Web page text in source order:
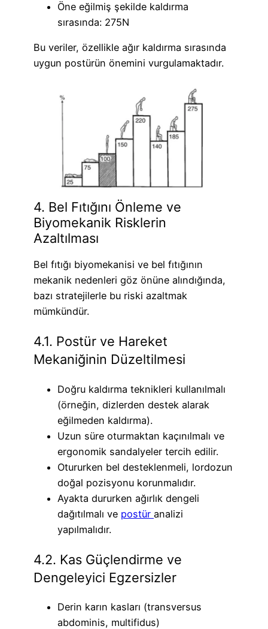
Öne eğilmiş şekilde kaldırma
sırasında: 275N
Bu veriler, özellikle ağır kaldırma sırasında
uygun postürün önemini vurgulamaktadır.
4. Bel Fıtığını Önleme ve
Biyomekanik Risklerin
Azaltılması
Bel fıtığı biyomekanisi ve bel fıtığının
mekanik nedenleri göz önüne alındığında,
bazı stratejilerle bu riski azaltmak
mümkündür.
4.1. Postür ve Hareket
Mekaniğinin Düzeltilmesi
Doğru kaldırma teknikleri kullanılmalı
(örneğin, dizlerden destek alarak
eğilmeden kaldırma).
Uzun süre oturmaktan kaçınılmalı ve
ergonomik sandalyeler tercih edilir.
Otururken bel desteklenmeli, lordozun
doğal pozisyonu korunmalıdır.
Ayakta dururken ağırlık dengeli
dağıtılmalı ve postür analizi
yapılmalıdır.
4.2. Kas Güçlendirme ve
Dengeleyici Egzersizler
Derin karın kasları (transversus
abdominis, multifidus)